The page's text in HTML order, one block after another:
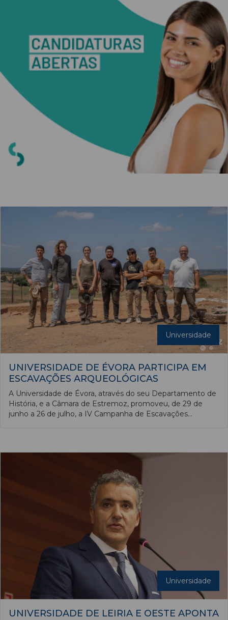
Universidade
UNIVERSIDADE DE ÉVORA PARTICIPA EM
ESCAVAÇÕES ARQUEOLÓGICAS
A Universidade de Évora, através do seu Departamento de
História, e a Câmara de Estremoz, promoveu, de 29 de
junho a 26 de julho, a IV Campanha de Escavações
antiga villa e reafirmando a importância científica e
Universidade
UNIVERSIDADE DE LEIRIA E OESTE APONTA